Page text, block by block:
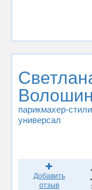
парикмахер-
универсал
Добавить
отзыв